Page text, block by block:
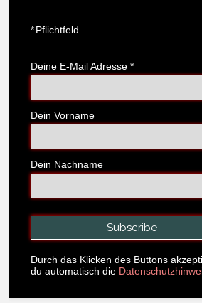
*Pflichtfeld
Deine E-Mail Adresse *
Dein Vorname
Dein Nachname
Durch das Klicken des Buttons
du automatisch die